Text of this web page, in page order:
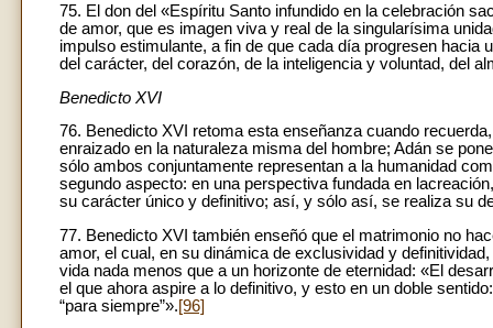
75. El don del «Espíritu Santo infundido en la celebración
de amor, que es imagen viva y real de la singularísima
impulso estimulante, a fin de que cada día progresen
del carácter, del corazón, de la inteligencia y voluntad, del
Benedicto XVI
76. Benedicto XVI retoma esta enseñanza cuando
enraizado en la naturaleza misma del hombre; Adán se
sólo ambos conjuntamente representan a la humanidad
segundo aspecto: en una perspectiva fundada en
su carácter único y definitivo; así, y sólo así, se realiza su
77. Benedicto XVI también enseñó que el matrimonio no
amor, el cual, en su dinámica de exclusividad y
vida nada menos que a un horizonte de eternidad: «El
el que ahora aspire a lo definitivo, y esto en un doble
“para siempre”».[96]